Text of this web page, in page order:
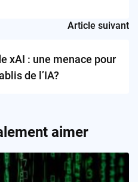
Article suivant
xAI : une menace pour
de l’IA?
aimer